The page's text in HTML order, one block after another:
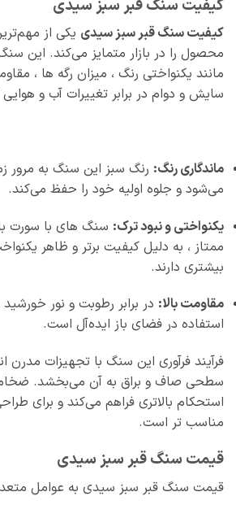
کیفیت سنگ قبر سبز سیدی
کیفیت سنگ قبر سبز سیدییکی از مهم‌ترین
محصول را در بازار متمایز می‌کند. این
مانند یکنواختی رنگ ، میزان رگه‌ ها ،
سایش و دوام در برابر تغییرات آب و هوایی
ماندگاری رنگ:رنگ سبز این سنگ به مرور
می‌شود و جلوه اولیه خود را حفظ می‌کند.
یکنواختی و نبود ترک:سنگ‌ های با سورت
ممتاز ، به دلیل کیفیت برتر و ظاهر
بیشتری دارند.
مقاومت بالا:در برابر رطوبت و نور خورشید
استفاده در فضای باز ایده‌آل است.
فرآیند فرآوری این سنگ با تجهیزات مدرن
سطحی صاف و براق به آن می‌بخشد. ضخامت
استحکام بالاتری فراهم می‌کند و برای
مناسب‌ تر است.
قیمت سنگ قبر سبز سیدی
قیمت سنگ قبر سبز سیدی به عوامل